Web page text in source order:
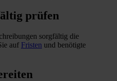
prüfen
sorgfältig die
auf Fristen und benötigte